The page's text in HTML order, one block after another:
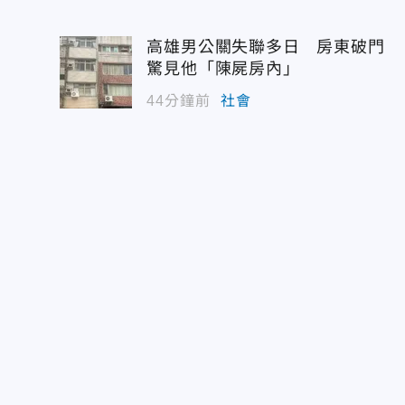
高雄男公關失聯多日 房東破門
驚見他「陳屍房內」
44分鐘前 社會